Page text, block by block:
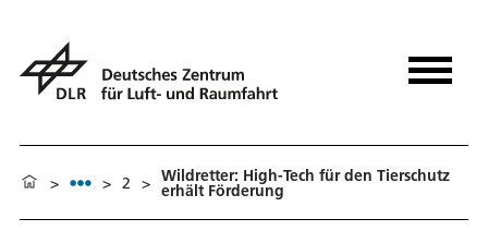
> > 2 > Wildretter: High-Tech für den Tierschutz
erhält Förderung